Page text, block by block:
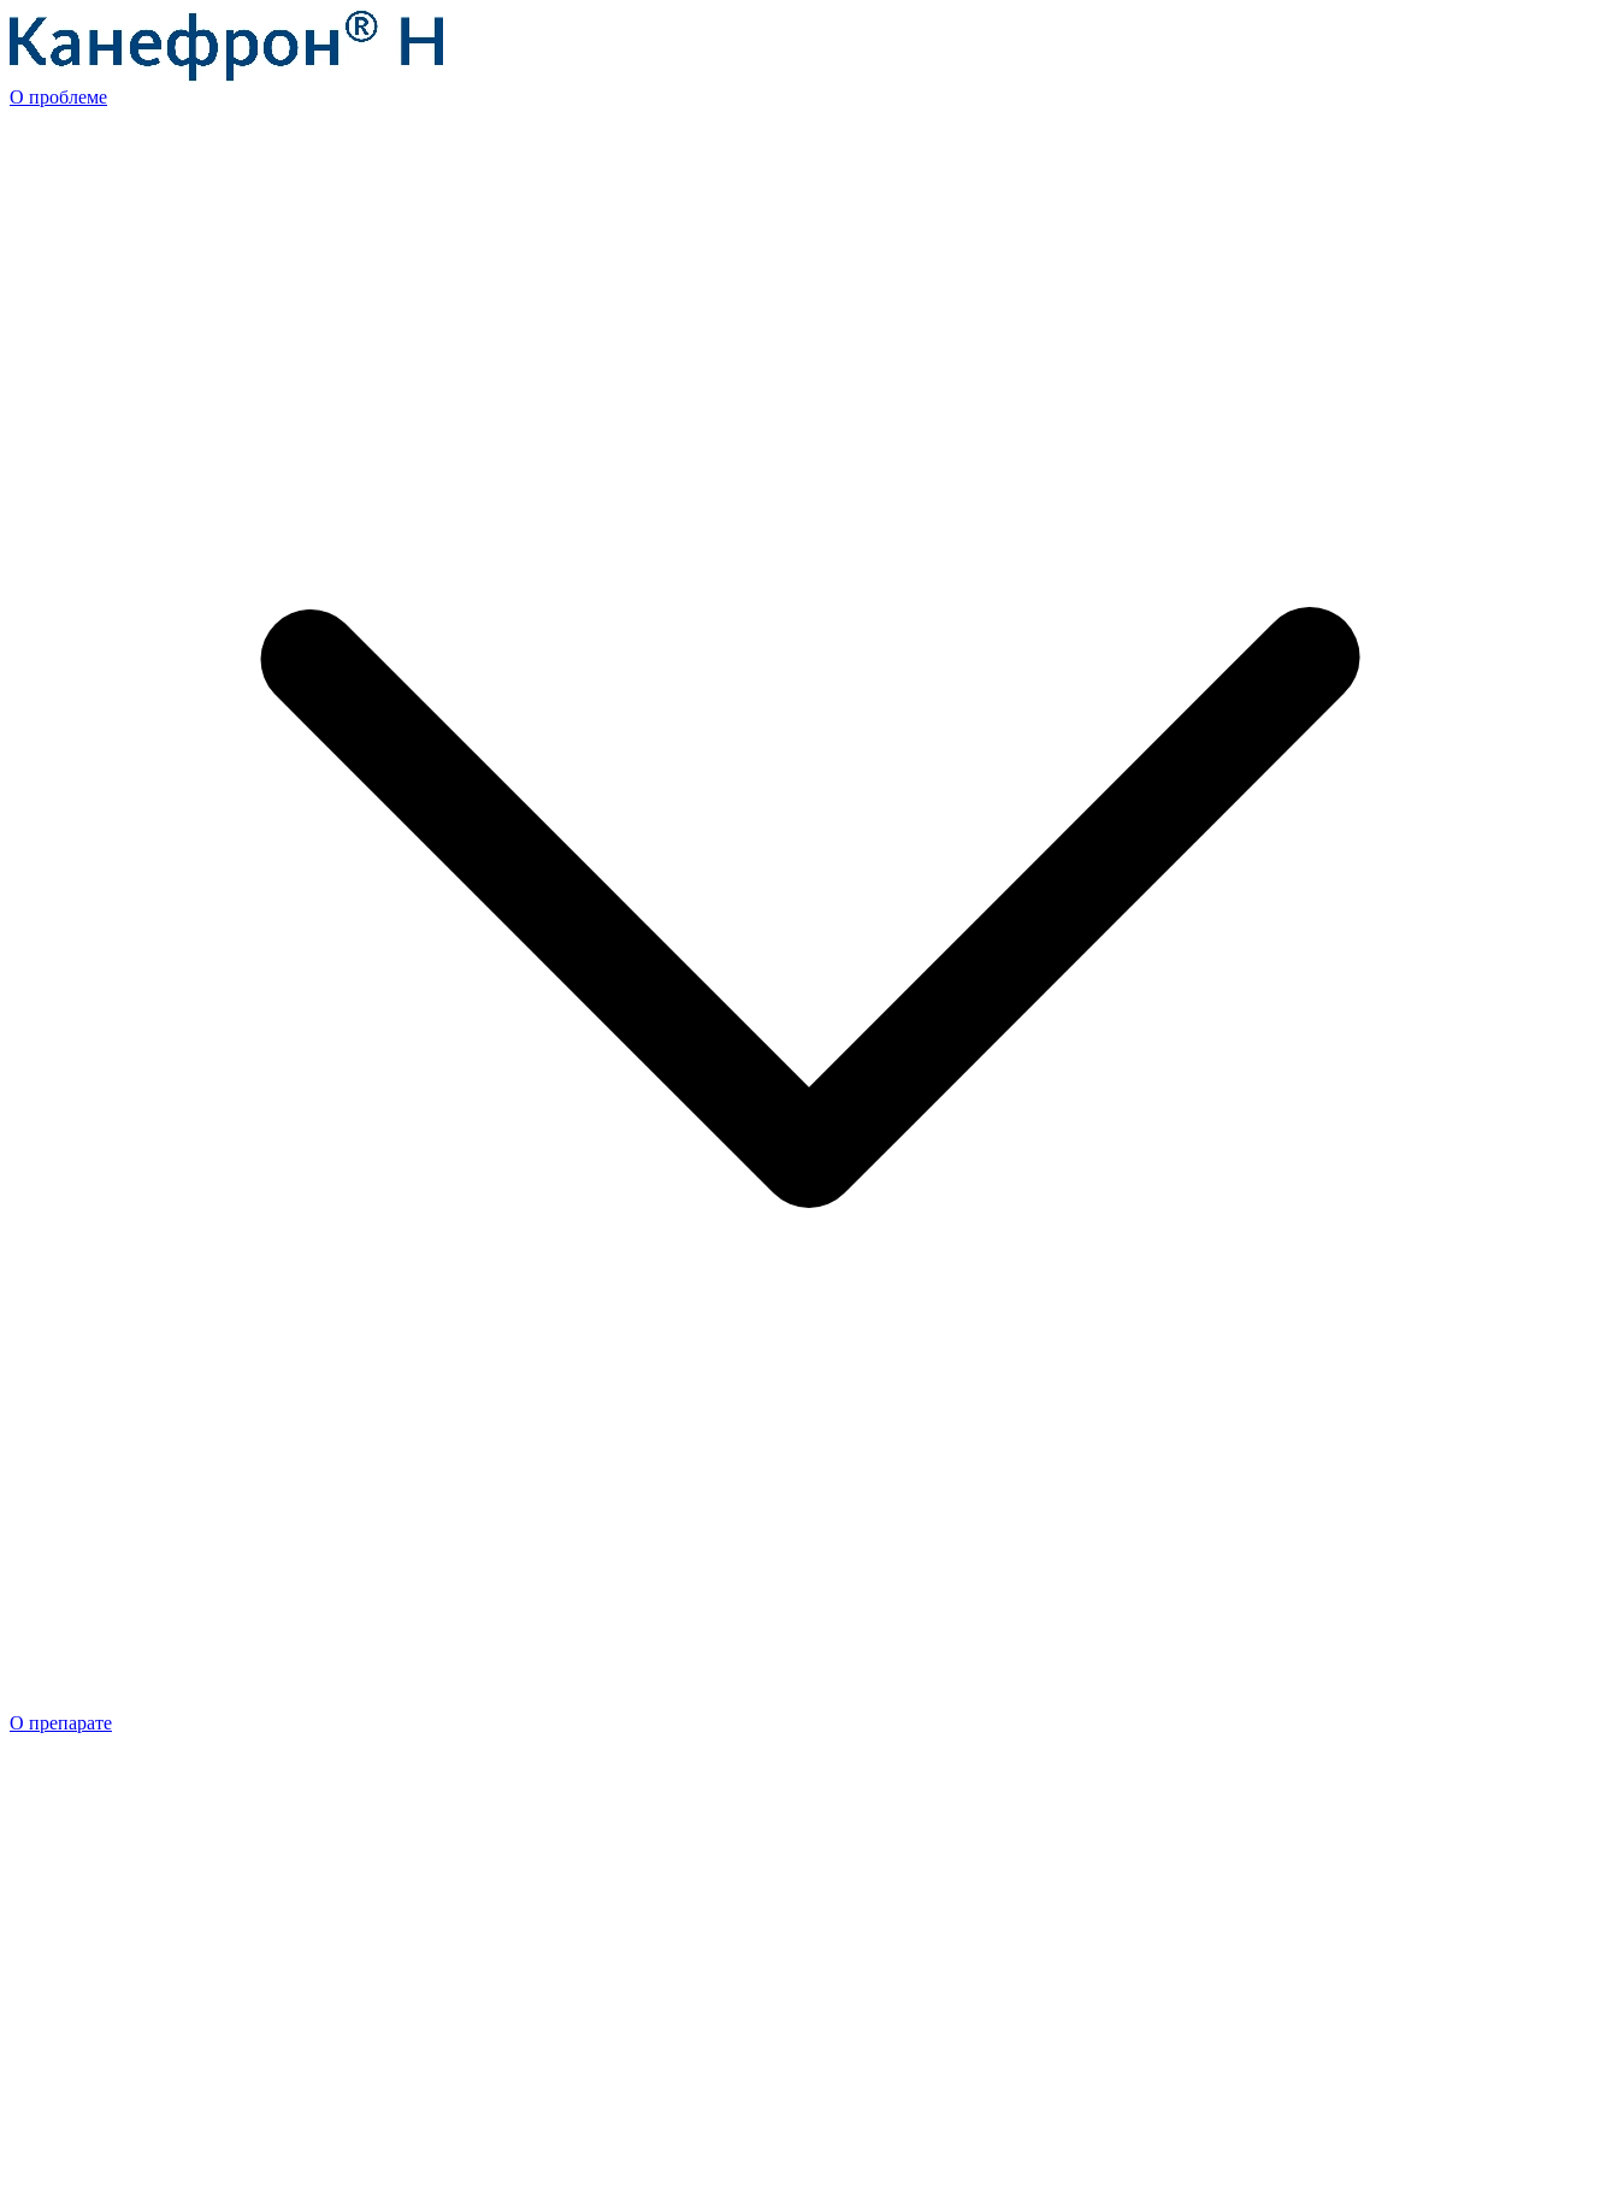
О проблеме
О препарате